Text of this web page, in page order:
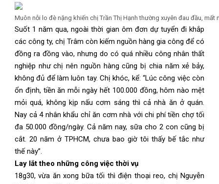
Muôn nỗi lo đè nặng khiến chị Trần Thị Hạnh thường xuyên đau đầu, mất
Suốt 1 năm qua, ngoài thời gian ôm đơn dự tuyển đi khắp
các công ty, chị Trâm còn kiếm nguồn hàng gia công để có
đồng ra đồng vào, nhưng do có quá nhiều công nhân thất
nghiệp như chị nên nguồn hàng cũng bị chia năm xẻ bảy,
không đủ để làm luôn tay. Chị khóc, kể: “Lúc công việc còn
ổn định, tiền ăn mỗi ngày hết 100.000 đồng, hôm nào mệt
mỏi quá, không kịp nấu cơm sáng thì cả nhà ăn ở quán.
Nay cả 4 nhân khẩu chỉ ăn cơm nhà với chi phí tiền chợ tối
đa 50.000 đồng/ngày. Cả năm nay, sữa cho 2 con cũng bị
cắt. 20 năm ở TPHCM, chưa bao giờ tôi thấy bế tắc như
thế này”.
Lay lắt theo những công việc thời vụ
18g30, vừa ăn xong bữa tối thì điện thoại reo, chị Nguyễn